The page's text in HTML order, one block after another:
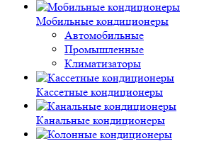
Мобильные кондиционеры
Автомобильные
Промышленные
Климатизаторы
Кассетные кондиционеры
Канальные кондиционеры